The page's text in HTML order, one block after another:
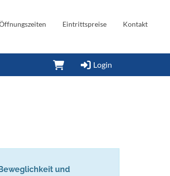
Eintrittspreise Kontakt
Login
und